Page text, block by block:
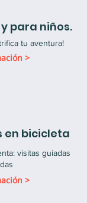
para niños.
tu aventura!
>
en bicicleta
visitas guiadas
>